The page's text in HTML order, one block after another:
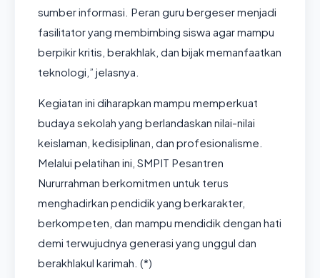
sumber informasi. Peran guru bergeser menjadi
fasilitator yang membimbing siswa agar mampu
berpikir kritis, berakhlak, dan bijak memanfaatkan
teknologi,” jelasnya.
Kegiatan ini diharapkan mampu memperkuat
budaya sekolah yang berlandaskan nilai-nilai
keislaman, kedisiplinan, dan profesionalisme.
Melalui pelatihan ini, SMPIT Pesantren
Nururrahman berkomitmen untuk terus
menghadirkan pendidik yang berkarakter,
berkompeten, dan mampu mendidik dengan hati
demi terwujudnya generasi yang unggul dan
berakhlakul karimah. (*)